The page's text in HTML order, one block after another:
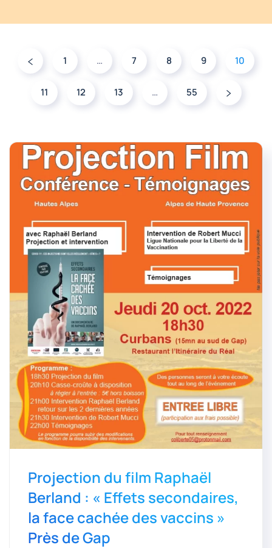
1 … 7 8 9 10
11 12 13 … 55
Projection du film Raphaël
Berland : « Effets secondaires,
la face cachée des vaccins »
Près de Gap